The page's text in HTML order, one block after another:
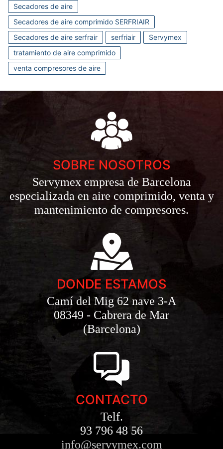
Secadores de aire
Secadores de aire comprimido SERFRIAIR
Secadores de aire serfrair
serfriair
Servymex
tratamiento de aire comprimido
venta compresores de aire
SOBRE NOSOTROS
Servymex empresa de Barcelona
especializada en aire comprimido, venta y
mantenimiento de compresores.
DONDE ESTAMOS
Camí del Mig 62 nave 3-A
08349 - Cabrera de Mar
(Barcelona)
CONTACTO
Telf.
93 796 48 56
info@servymex.com